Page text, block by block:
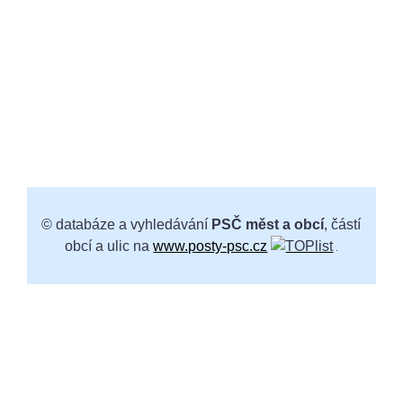
© databáze a vyhledávání PSČ měst a obcí, částí
obcí a ulic nawww.posty-psc.cz